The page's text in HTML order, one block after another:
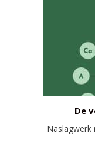
De
Naslagwerk